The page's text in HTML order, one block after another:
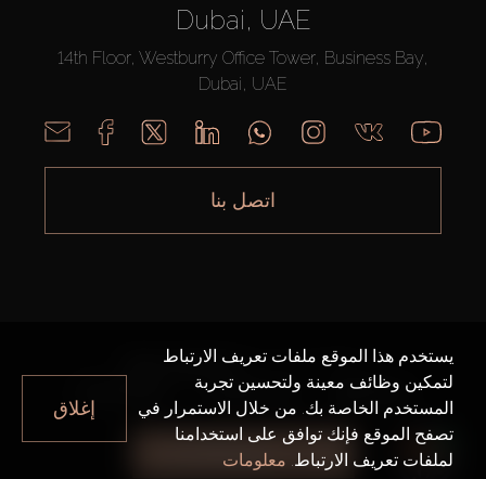
جميع الفلاتر
Dubai, UAE
14th Floor, Westburry Office Tower, Business Bay,
Dubai, UAE
اتصل بنا
AX CAPITAL ©2026 جميع الحقوق محفوظة
سياسة الخصوصية خريطة الموقع
يستخدم هذا الموقع ملفات تعريف الارتباط
لتمكين وظائف معينة ولتحسين تجربة
المستخدم الخاصة بك. من خلال الاستمرار في
تصفح الموقع فإنك توافق على استخدامنا
لملفات تعريف الارتباط. معلومات
إغلاق